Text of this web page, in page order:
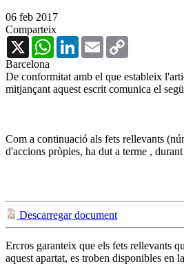
06 feb 2017
Comparteix
X
WhatsAppLinkedInEmail
Barcelona
De conformitat amb el que estableix
mitjançant aquest escrit comunica el
Com a continuació als fets rellevants
d'accions pròpies, ha dut a terme ,
Descarregar document
Ercros garanteix que els fets rellevants
aquest apartat, es troben disponibles en la